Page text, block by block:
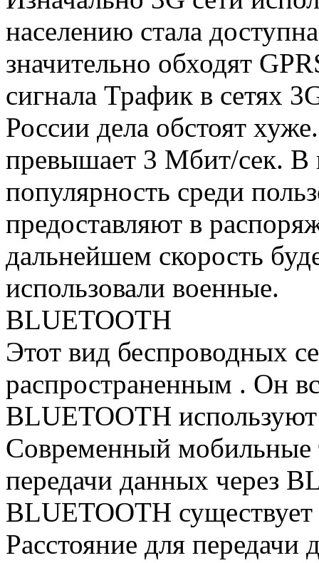
населению стала
значительно обходят
сигнала Трафик в сетях
России дела обстоят
превышает 3 Мбит/сек. В
популярность среди
предоставляют в
дальнейшем скорость
использовали военные.
BLUETOOTH
Этот вид беспроводных
распространенным . Он
BLUETOOTH
Современный мобильные
передачи данных через
BLUETOOTH
Расстояние для